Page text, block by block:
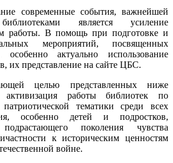
современные события, важнейшей
является усиление
работы. В помощь при подготовке и
мероприятий, посвященных
актуально использование
их представление на сайте ЦБС.
целью представленных ниже
активизация работы библиотек по
тематики среди всех
особенно детей и подростков,
поколения чувства
к историческим ценностям
войне.